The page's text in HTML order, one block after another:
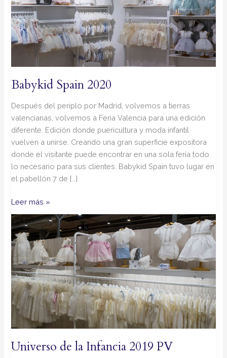
Babykid Spain 2020
Después del periplo por Madrid, volvemos a tierras
valencianas, volvemos a Feria Valencia para una edición
diferente. Edición donde puericultura y moda infantil
vuelven a unirse. Creando una gran superficie expositora
donde el visitante puede encontrar en una sola feria todo
lo necesario para sus clientes. Babykid Spain tuvo lugar en
el pabellón 7 de […]
Leer más »
Universo de la Infancia 2019 PV
Universo
de
la
Infancia
2019
PV